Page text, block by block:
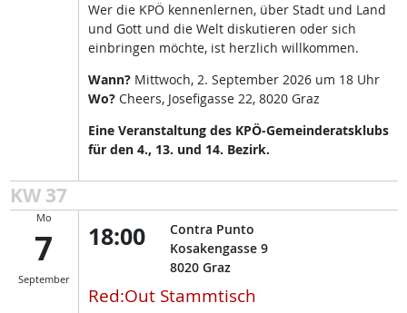
Wer die KPÖ kennenlernen, über Stadt und Land
und Gott und die Welt diskutieren oder sich
einbringen möchte, ist herzlich willkommen.
Wann?Mittwoch, 2. September 2026 um 18 Uhr
Wo?Cheers, Josefigasse 22, 8020 Graz
Eine Veranstaltung des KPÖ-Gemeinderatsklubs
für den 4., 13. und 14. Bezirk.
KW 37
Mo
7
September
18:00
Contra Punto
Kosakengasse 9
8020 Graz
Red:Out Stammtisch